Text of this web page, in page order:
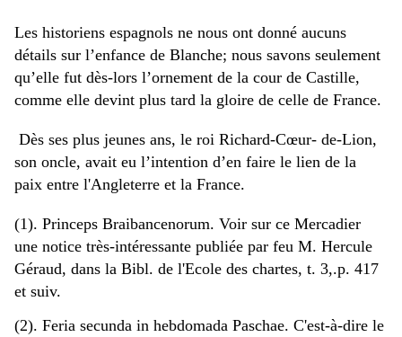
Les historiens espagnols ne nous ont donné aucuns
détails sur l’enfance de Blanche; nous savons seulement
qu’elle fut dès-lors l’ornement de la cour de Castille,
comme elle devint plus tard la gloire de celle de France.
Dès ses plus jeunes ans, le roi Richard-Cœur- de-Lion,
son oncle, avait eu l’intention d’en faire le lien de la
paix entre l'Angleterre et la France.
(1). Princeps Braibancenorum. Voir sur ce Mercadier
une notice très-intéressante publiée par feu M. Hercule
Géraud, dans la Bibl. de l'Ecole des chartes, t. 3,.p. 417
et suiv.
(2). Feria secunda in hebdomada Paschae. C'est-à-dire le